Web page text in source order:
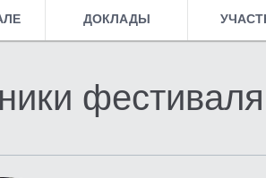
ДОКЛАДЫ
фестиваля